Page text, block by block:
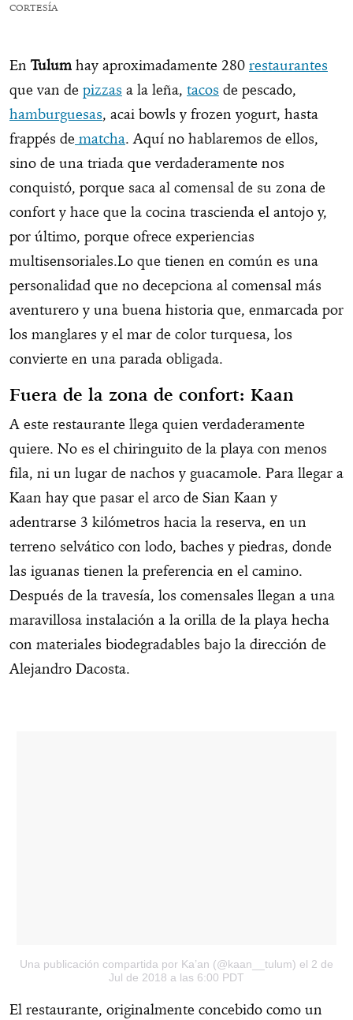
CORTESÍA
EnTulum hay aproximadamente 280 restaurantes
que van de pizzas a la leña, tacos de pescado,
hamburguesas, acai bowls y frozen yogurt, hasta
frappés de matcha. Aquí no hablaremos de ellos,
sino de una triada que verdaderamente nos
conquistó, porque saca al comensal de su zona de
confort y hace que la cocina trascienda el antojo y,
por último, porque ofrece experiencias
multisensoriales.Lo que tienen en común es una
personalidad que no decepciona al comensal más
aventurero y una buena historia que, enmarcada por
los manglares y el mar de color turquesa, los
convierte en una parada obligada.
Fuera de la zona de confort: Kaan
A este restaurante llega quien verdaderamente
quiere. No es el chiringuito de la playa con menos
fila, ni un lugar de nachos y guacamole. Para llegar a
Kaan hay que pasar el arco de Sian Kaan y
adentrarse 3 kilómetros hacia la reserva, en un
terreno selvático con lodo, baches y piedras, donde
las iguanas tienen la preferencia en el camino.
Después de la travesía, los comensales llegan a una
maravillosa instalación a la orilla de la playa hecha
con materiales biodegradables bajo la dirección de
Alejandro Dacosta.
Una publicación compartida por Ka’an (@kaan__tulum) el 2 de
Jul de 2018 a las 6:00 PDT
El restaurante, originalmente concebido como un